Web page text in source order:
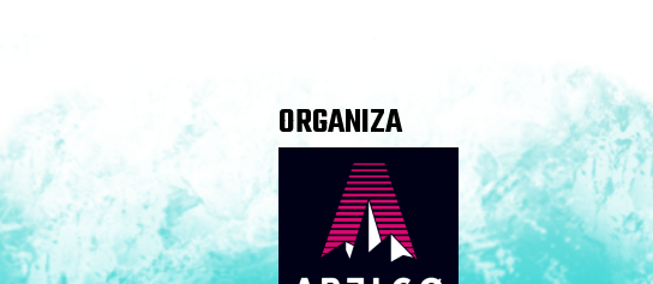
ORGANIZA